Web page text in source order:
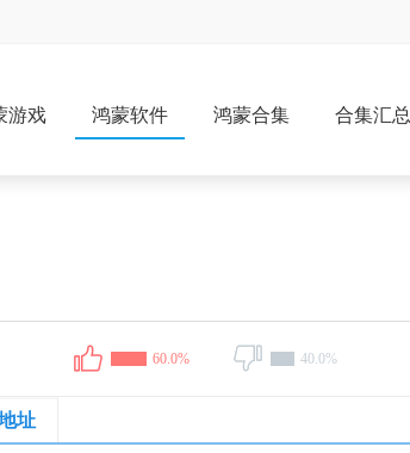
游戏 鸿蒙软件 鸿蒙合集 合集汇总
60.0% 40.0%
址